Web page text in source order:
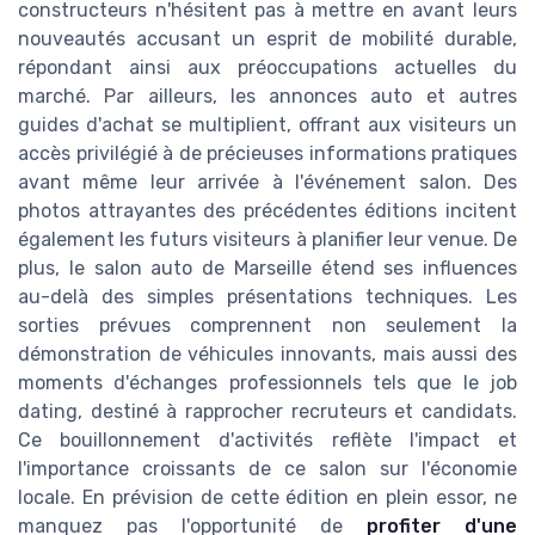
constructeurs n'hésitent pas à mettre en avant leurs
nouveautés accusant un esprit de mobilité durable,
répondant ainsi aux préoccupations actuelles du
marché. Par ailleurs, les annonces auto et autres
guides d'achat se multiplient, offrant aux visiteurs un
accès privilégié à de précieuses informations pratiques
avant même leur arrivée à l'événement salon. Des
photos attrayantes des précédentes éditions incitent
également les futurs visiteurs à planifier leur venue. De
plus, le salon auto de Marseille étend ses influences
au-delà des simples présentations techniques. Les
sorties prévues comprennent non seulement la
démonstration de véhicules innovants, mais aussi des
moments d'échanges professionnels tels que le job
dating, destiné à rapprocher recruteurs et candidats.
Ce bouillonnement d'activités reflète l'impact et
l'importance croissants de ce salon sur l'économie
locale. En prévision de cette édition en plein essor, ne
manquez pas l'opportunité de profiter d'une